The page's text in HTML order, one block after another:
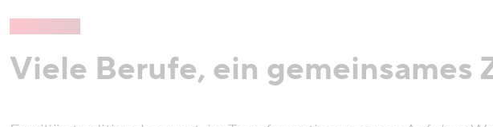
Viele Berufe, ein gemeinsames